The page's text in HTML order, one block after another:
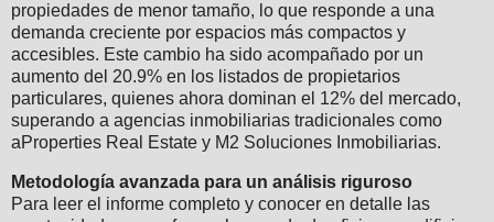
propiedades de menor tamaño, lo que responde a una
demanda creciente por espacios más compactos y
accesibles. Este cambio ha sido acompañado por un
aumento del 20.9% en los listados de propietarios
particulares, quienes ahora dominan el 12% del mercado,
superando a agencias inmobiliarias tradicionales como
aProperties Real Estate y M2 Soluciones Inmobiliarias.
Metodología avanzada para un análisis riguroso
Para leer el informe completo y conocer en detalle las